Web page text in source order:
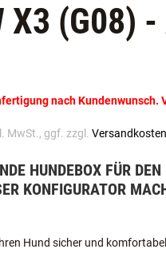
X3 (G08) -
nach Kundenwunsch.
MwSt., ggf. zzgl.
HUNDEBOX FÜR
KONFIGURATOR
Hund sicher und